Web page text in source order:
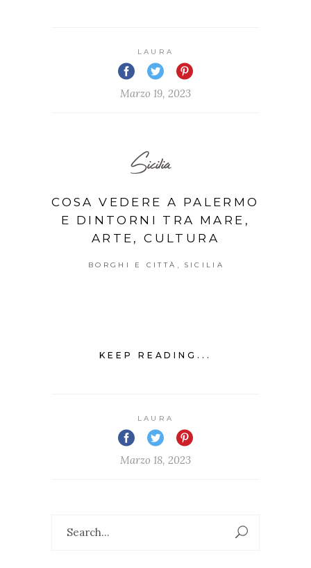
LAURA
Marzo 19, 2023
Sicilia
COSA VEDERE A PALERMO
E DINTORNI TRA MARE,
ARTE, CULTURA
BORGHI E CITTÀ , SICILIA
KEEP READING...
LAURA
Marzo 18, 2023